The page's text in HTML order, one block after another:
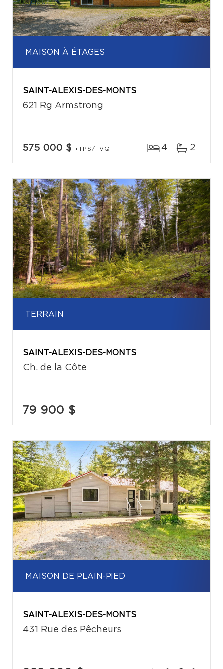
MAISON À ÉTAGES
SAINT-ALEXIS-DES-MONTS
621 Rg Armstrong
575 000 $ +TPS/TVQ 4 2
TERRAIN
SAINT-ALEXIS-DES-MONTS
Ch. de la Côte
79 900 $
MAISON DE PLAIN-PIED
SAINT-ALEXIS-DES-MONTS
431 Rue des Pêcheurs